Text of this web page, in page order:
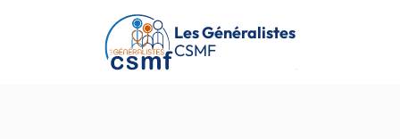
Passer au contenu principal
Les Généralistes
CSMF